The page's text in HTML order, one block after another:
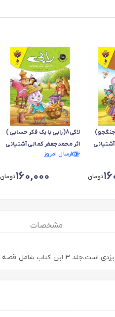
جنگجو)
تومان
لاکی8(رابی با یک فکر حسابی)
اثر محمدجعفر کمالی آشتیانی
ارسال امروز
160,000تومان
مشخصات
کودک و نوجوان بسیار مفید است